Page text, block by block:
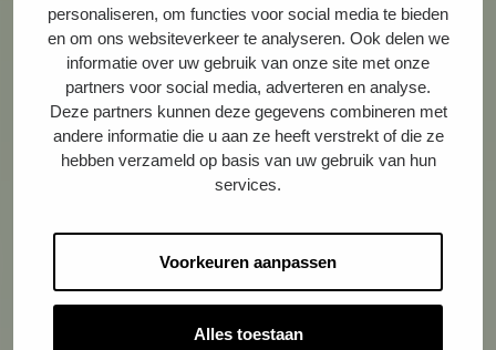
personaliseren, om functies voor social media te bieden
en om ons websiteverkeer te analyseren. Ook delen we
informatie over uw gebruik van onze site met onze
partners voor social media, adverteren en analyse.
Deze partners kunnen deze gegevens combineren met
andere informatie die u aan ze heeft verstrekt of die ze
hebben verzameld op basis van uw gebruik van hun
services.
Voorkeuren aanpassen
Alles toestaan
Sleep bestanden hierheen of
Selecteer bestanden
Toegestane bestandstypen: doc, docx, pdf, Max.
Sleep bestanden hierheen of